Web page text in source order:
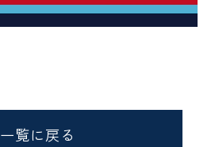
一覧に戻る